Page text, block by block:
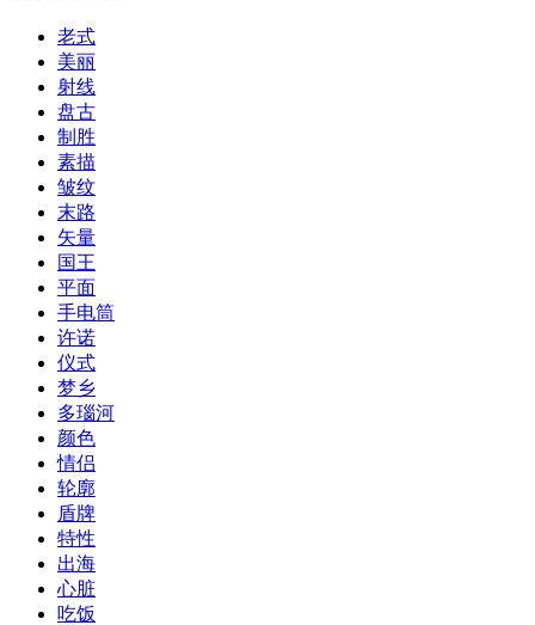
老式
美丽
射线
盘古
制胜
素描
皱纹
末路
矢量
国王
平面
手电筒
许诺
仪式
梦乡
多瑙河
颜色
情侣
轮廓
盾牌
特性
出海
心脏
吃饭